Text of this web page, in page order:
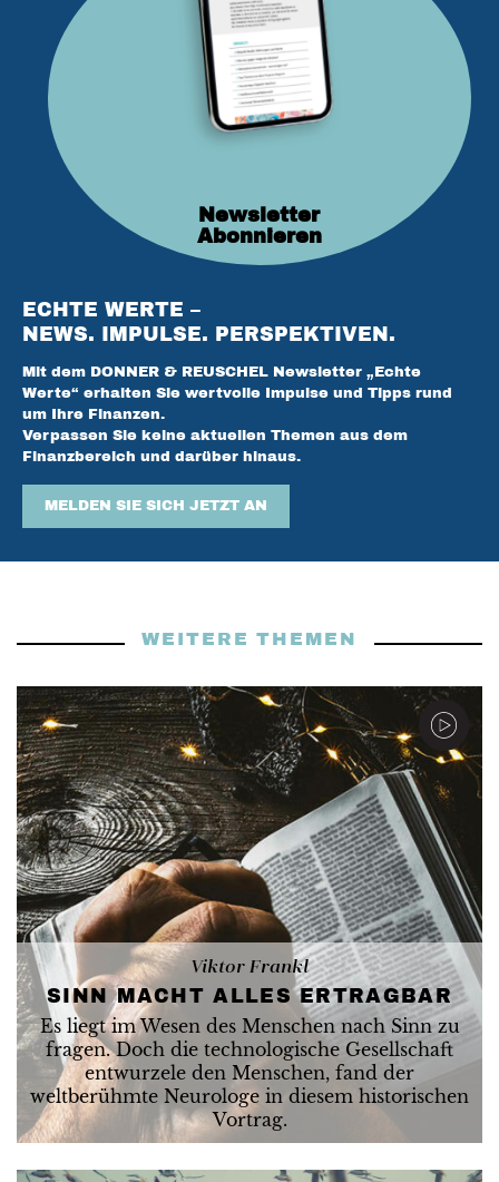
ECHTE WERTE –
NEWS. IMPULSE. PERSPEKTIVEN.
Mit dem DONNER & REUSCHEL Newsletter „Echte
Werte“ erhalten Sie wertvolle Impulse und Tipps rund
um Ihre Finanzen.
Verpassen Sie keine aktuellen Themen aus dem
Finanzbereich und darüber hinaus.
MELDEN SIE SICH JETZT AN
Newsletter
Abonnieren
WEITERE THEMEN
Viktor Frankl
SINN MACHT ALLES ERTRAGBAR
Es liegt im Wesen des Menschen nach Sinn zu
fragen. Doch die technologische Gesellschaft
entwurzele den Menschen, fand der
weltberühmte Neurologe in diesem historischen
Vortrag.